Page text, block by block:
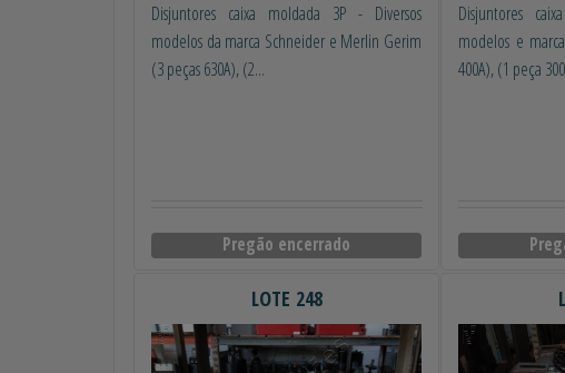
Disjuntores caixa moldada 3P - Diversos
modelos da marca Schneider e Merlin Gerim
(3 peças 630A), (2...
Pregão encerrado
Disjuntores
modelos e
400A), (1 peça
LOTE 248